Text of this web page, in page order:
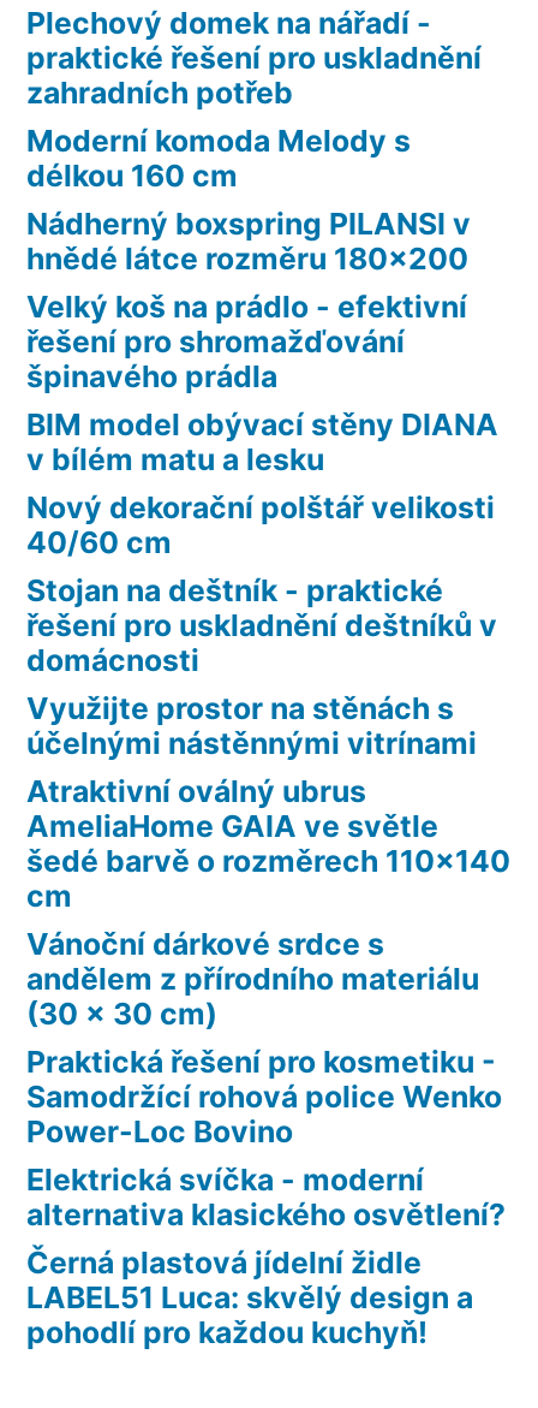
Plechový domek na nářadí -
praktické řešení pro uskladnění
zahradních potřeb
Moderní komoda Melody s
délkou 160 cm
Nádherný boxspring PILANSI v
hnědé látce rozměru 180×200
Velký koš na prádlo - efektivní
řešení pro shromažďování
špinavého prádla
BIM model obývací stěny DIANA
v bílém matu a lesku
Nový dekorační polštář velikosti
40/60 cm
Stojan na deštník - praktické
řešení pro uskladnění deštníků v
domácnosti
Využijte prostor na stěnách s
účelnými nástěnnými vitrínami
Atraktivní oválný ubrus
AmeliaHome GAIA ve světle
šedé barvě o rozměrech 110×140
cm
Vánoční dárkové srdce s
andělem z přírodního materiálu
(30 x 30 cm)
Praktická řešení pro kosmetiku -
Samodržící rohová police Wenko
Power-Loc Bovino
Elektrická svíčka - moderní
alternativa klasického osvětlení?
Černá plastová jídelní židle
LABEL51 Luca: skvělý design a
pohodlí pro každou kuchyň!